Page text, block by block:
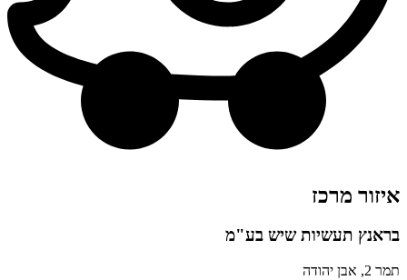
איזור מרכז
בראנץ תעשיות שיש בע"מ
תמר 2, אבן יהודה